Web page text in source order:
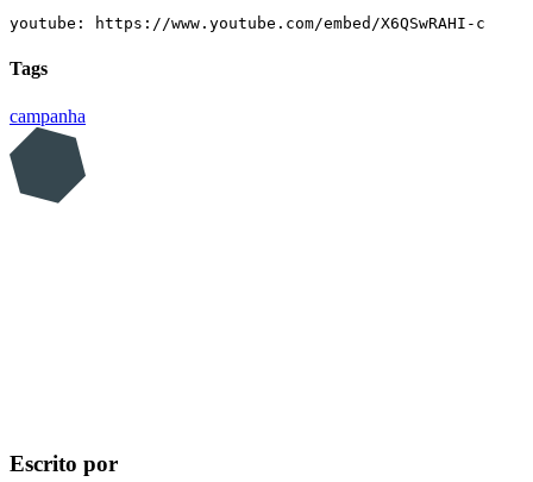
youtube: https://www.youtube.com/embed/X6QSwRAHI-c
Tags
campanha
Escrito por